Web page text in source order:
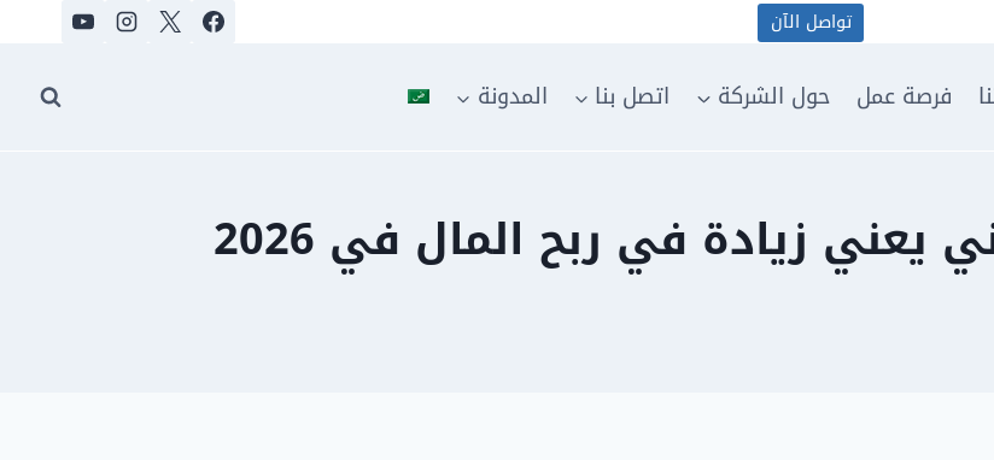
تواصل الآن
فرصة عمل حول الشركة اتصل بنا المدونة
زيادة في ربح المال في 2026